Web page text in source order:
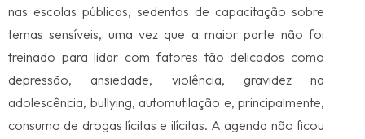
nas escolas públicas, sedentos de capacitação sobre
temas sensíveis, uma vez que a maior parte não foi
treinado para lidar com fatores tão delicados como
depressão, ansiedade, violência, gravidez na
adolescência, bullying, automutilação e, principalmente,
consumo de drogas lícitas e ilícitas. A agenda não ficou